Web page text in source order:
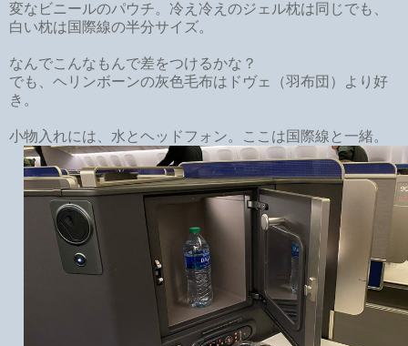
変なビニールのパウチ。冷え冷えのジェル枕は同じでも、
白い枕は国際線の半分サイズ。
なんでこんなもんで差をつけるかな？
でも、ヘリンボーンの灰色毛布はドヴェ（羽布団）より好
き。
小物入れには、水とヘッドフォン。ここは国際線と一緒。